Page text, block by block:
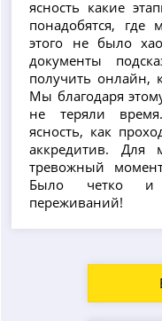
ясность какие
понадобятся, где
этого не было
документы
получить онлайн,
Мы благодаря
не теряли
ясность, как
аккредитив.
тревожный
Было четко и
переживаний!